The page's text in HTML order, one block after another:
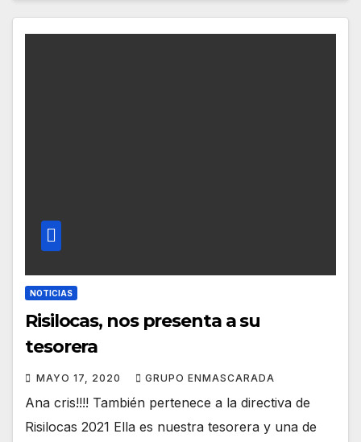
NOTICIAS
Risilocas, nos presenta a su
tesorera
MAYO 17, 2020 GRUPO ENMASCARADA
Ana cris!!!! También pertenece a la directiva de
Risilocas 2021 Ella es nuestra tesorera y una de